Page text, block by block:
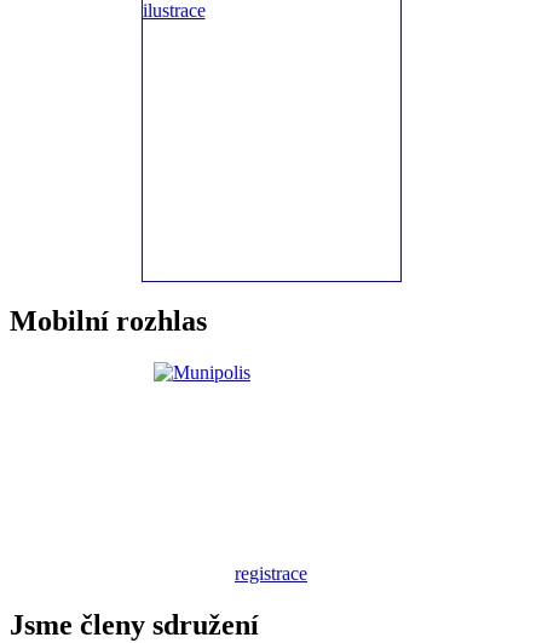
Mobilní rozhlas
registrace
Jsme členy sdružení